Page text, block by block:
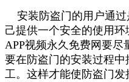
安装防盗门的用户通过
己提供一个安全的使用
APP视频永久免费网要
要在防盗门的安装过程
工。这样才能使防盗门